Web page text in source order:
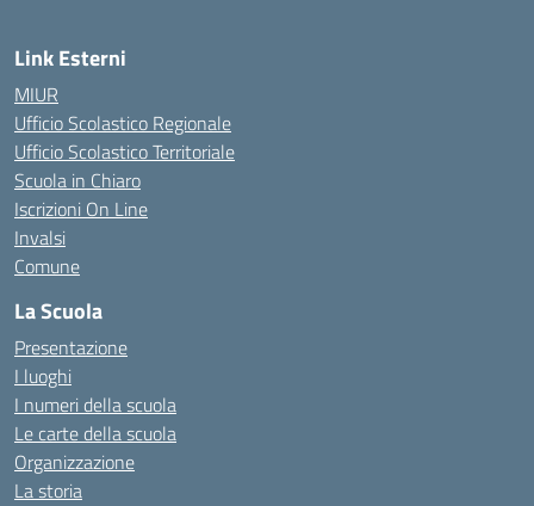
Link Esterni
MIUR
Ufficio Scolastico Regionale
Ufficio Scolastico Territoriale
Scuola in Chiaro
Iscrizioni On Line
Invalsi
Comune
La Scuola
Presentazione
I luoghi
I numeri della scuola
Le carte della scuola
Organizzazione
La storia